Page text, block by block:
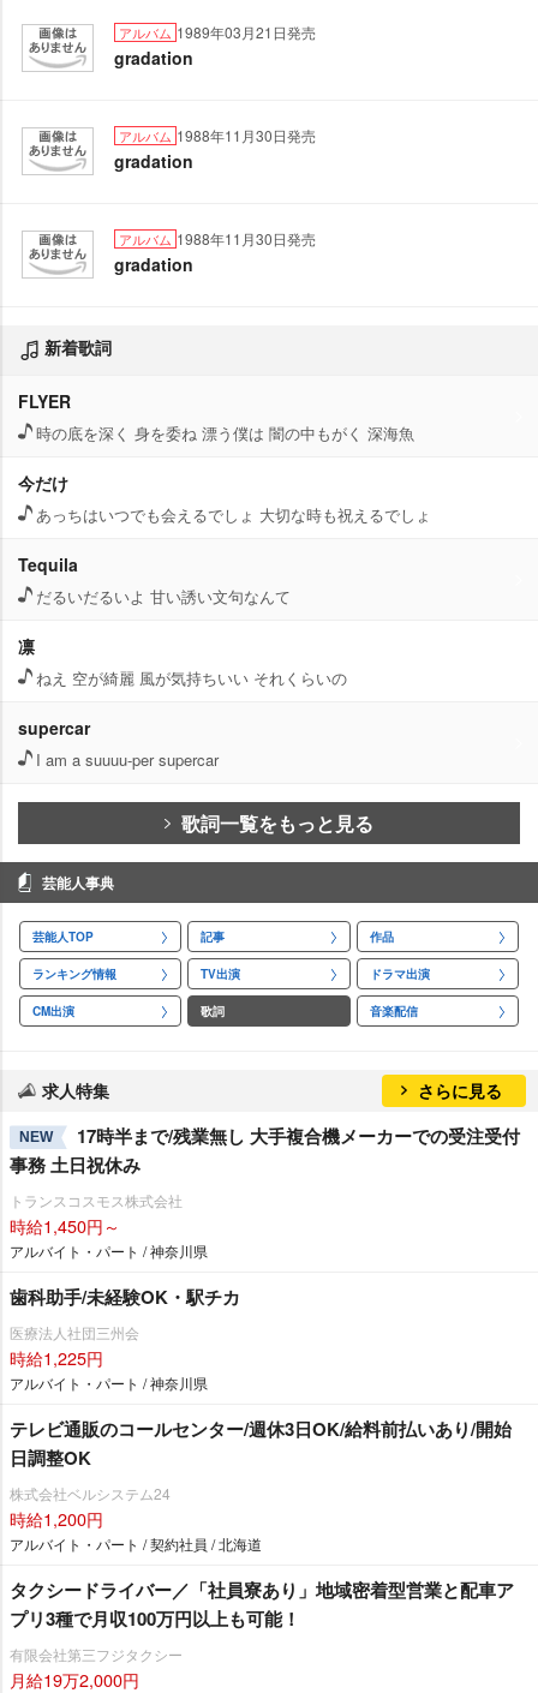
アルバム 1989年03月21日発売
gradation
アルバム 1988年11月30日発売
gradation
アルバム 1988年11月30日発売
gradation
新着歌詞
FLYER
時の底を深く 身を委ね 漂う僕は 闇の中もがく 深海魚
今だけ
あっちはいつでも会えるでしょ 大切な時も祝えるでしょ
Tequila
だるいだるいよ 甘い誘い文句なんて
凛
ねえ 空が綺麗 風が気持ちいい それくらいの
supercar
I am a suuuu-per supercar
歌詞一覧をもっと見る
芸能人事典
芸能人TOP 記事 作品
ランキング情報 TV出演 ドラマ出演
CM出演 歌詞 音楽配信
求人特集 さらに見る
NEW
17時半まで/残業無し 大手複合機メーカーでの受注受付
事務 土日祝休み
トランスコスモス株式会社
時給1,450円～
アルバイト・パート / 神奈川県
歯科助手/未経験OK・駅チカ
医療法人社団三州会
時給1,225円
アルバイト・パート / 神奈川県
テレビ通販のコールセンター/週休3日OK/給料前払いあり/開始
日調整OK
株式会社ベルシステム24
時給1,200円
アルバイト・パート / 契約社員 / 北海道
タクシードライバー／「社員寮あり」地域密着型営業と配車ア
プリ3種で月収100万円以上も可能！
有限会社第三フジタクシー
月給19万2,000円